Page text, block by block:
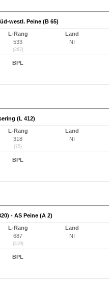
westl. Peine (B 65)
L-Rang
533
(267)
Land
NI
BPL
(L 412)
L-Rang
318
(75)
Land
NI
BPL
- AS Peine (A 2)
L-Rang
687
(419)
Land
NI
BPL